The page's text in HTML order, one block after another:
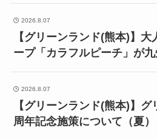
2026.8.07
【グリーンランド(熊本)】
ープ「カラフルピーチ」が九
2026.8.07
【グリーンランド(熊本)】
周年記念施策について（夏）